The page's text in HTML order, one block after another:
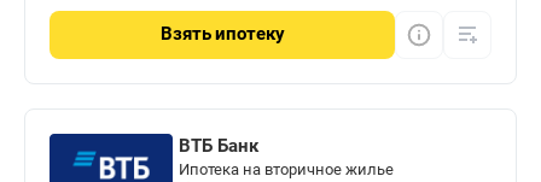
Взятьипотеку
ВТБ Банк
Ипотека на вторичное жилье